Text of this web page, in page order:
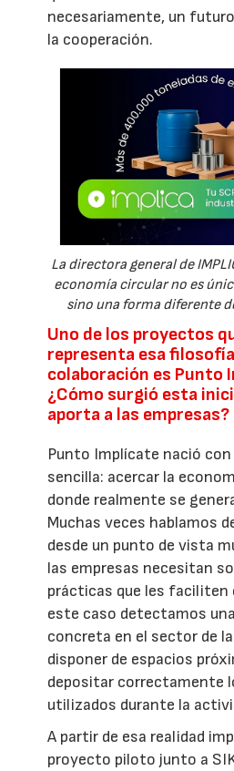
necesariamente, un
la cooperación.
La directora general de
economía circular no es
sino una forma diferente
Uno de los proyectos
representa esa
colaboración es Punto
¿Cómo surgió esta
aporta a las empresas?
Punto Implícate nació con
sencilla: acercar la
donde realmente se
Muchas veces hablamos
desde un punto de vista
las empresas necesitan
prácticas que les faciliten
este caso detectamos
concreta en el sector de
disponer de espacios
depositar correctamente
utilizados durante la
A partir de esa realidad
proyecto piloto junto a